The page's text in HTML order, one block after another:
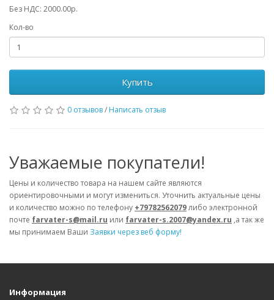
Без НДС: 2000.00р.
Кол-во
Купить
0 отзывов/ Написать отзыв
Уважаемые покупатели!
Цены и количество товара на нашем сайте являются
ориентировочными и могут измениться. Уточнить актуальные цены
и количество можно по телефону +79782562079либо электронной
почте farvater-s@mail.ru или farvater-s.2007@yandex.ru ,а так же
мы принимаем Ваши Заявки через веб форму!
Информация